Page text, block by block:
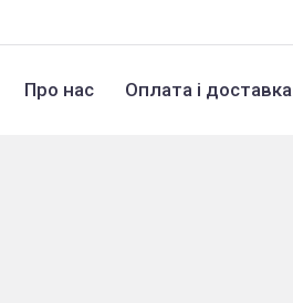
Про нас Оплата і доставка